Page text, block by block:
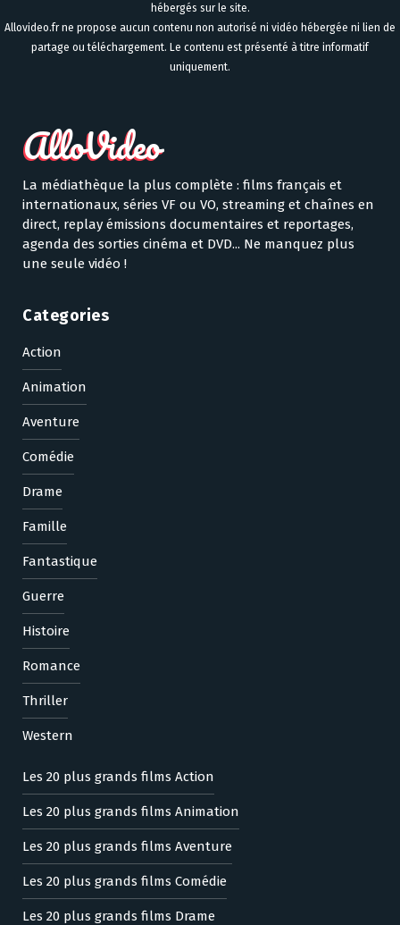
hébergés sur le site.
Allovideo.fr ne propose aucun contenu non autorisé ni vidéo hébergée ni lien de
partage ou téléchargement. Le contenu est présenté à titre informatif
uniquement.
La médiathèque la plus complète : films français et
internationaux, séries VF ou VO, streaming et chaînes en
direct, replay émissions documentaires et reportages,
agenda des sorties cinéma et DVD... Ne manquez plus
une seule vidéo !
Categories
Action
Animation
Aventure
Comédie
Drame
Famille
Fantastique
Guerre
Histoire
Romance
Thriller
Western
Les 20 plus grands films Action
Les 20 plus grands films Animation
Les 20 plus grands films Aventure
Les 20 plus grands films Comédie
Les 20 plus grands films Drame